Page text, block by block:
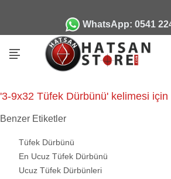
WhatsApp: 0541
'3-9x32 Tüfek Dürbünü' kelimesi için
Benzer Etiketler
Tüfek Dürbünü
En Ucuz Tüfek Dürbünü
Ucuz Tüfek Dürbünleri